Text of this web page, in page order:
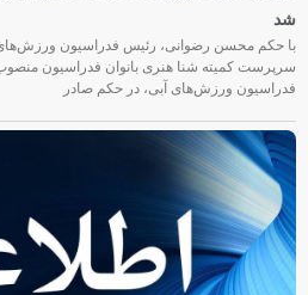
شد
با حکم محسن رضوانی، رئیس فدراسیون ورزش‌های
سرپرست کمیته شنا هنری بانوان فدراسیون
فدراسیون ورزش‌های آبی، در حکم صادر